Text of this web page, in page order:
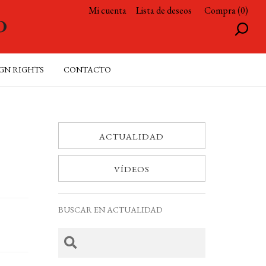
Mi cuenta Lista de deseos Compra (0)
RIGHTS CONTACTO
ACTUALIDAD
VÍDEOS
BUSCAR EN ACTUALIDAD